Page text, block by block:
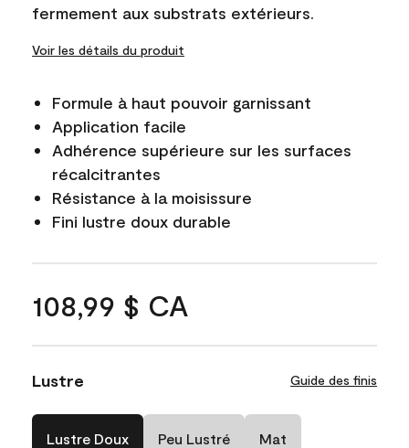
fermement aux substrats extérieurs.
Voir les détails du produit
Formule à haut pouvoir garnissant
Application facile
Adhérence supérieure sur les surfaces
récalcitrantes
Résistance à la moisissure
Fini lustre doux durable
108,99 $ CA
Lustre Guide des finis
Lustre Doux Peu Lustré Mat